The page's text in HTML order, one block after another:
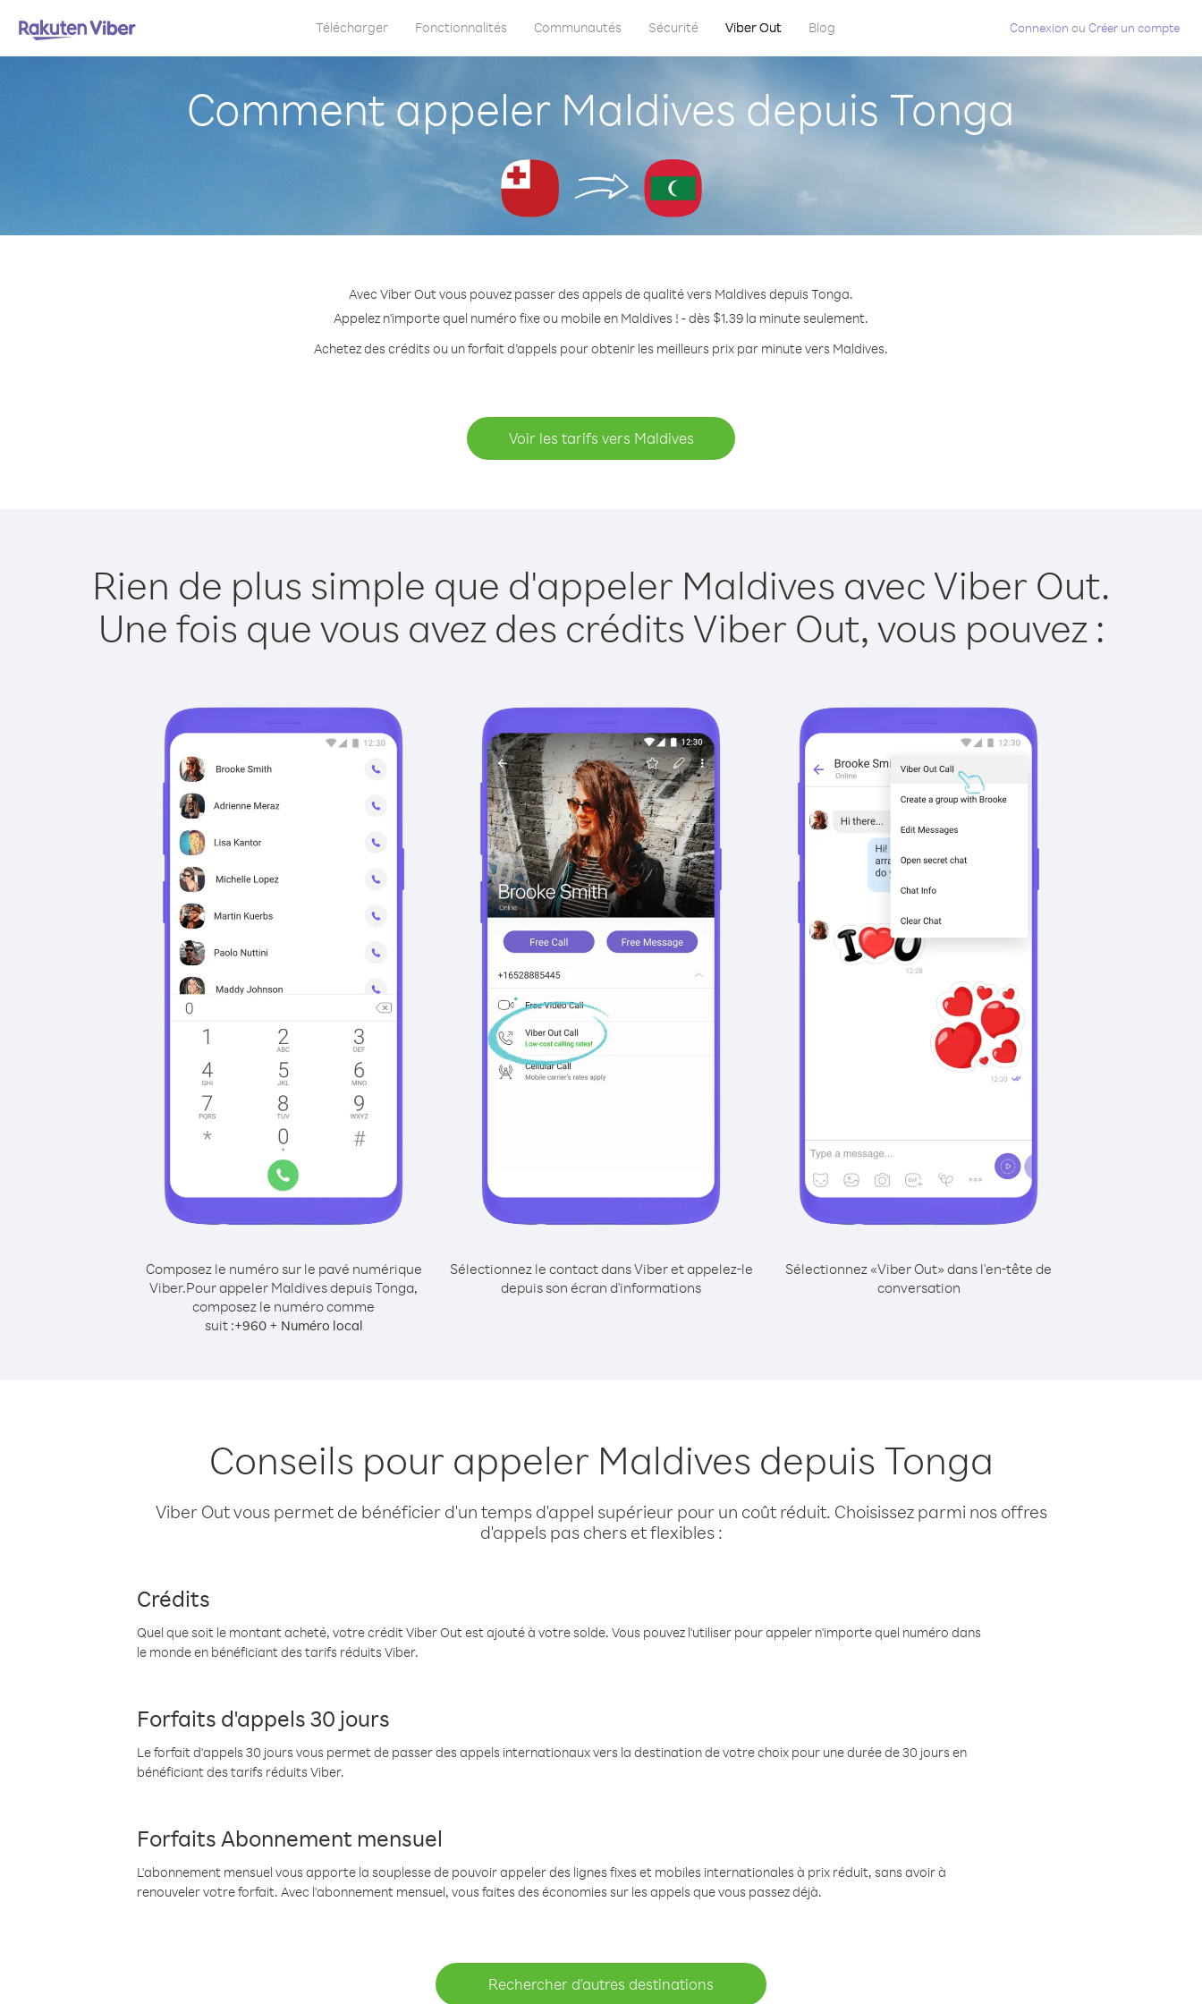
Télécharger Fonctionnalités Communautés Sécurité Viber Out Blog Connexion ou Créer un compte
Comment appeler Maldives depuis Tonga
Avec Viber Out vous pouvez passer des appels de qualité vers Maldives depuis Tonga.
Appelez n'importe quel numéro fixe ou mobile en Maldives ! - dès $1.39 la minute seulement.
Achetez des crédits ou un forfait d’appels pour obtenir les meilleurs prix par minute vers Maldives.
Voir les tarifs vers Maldives
Rien de plus simple que d'appeler Maldives avec Viber Out.
Une fois que vous avez des crédits Viber Out, vous pouvez :
Composez le numéro sur le pavé numérique
Viber.Pour appeler Maldives depuis Tonga,
composez le numéro comme
suit :+960+ Numéro local
Sélectionnez le contact dans Viber et appelez-le
depuis son écran d'informations
Sélectionnez «Viber Out» dans l'en-tête de
conversation
Conseils pour appeler Maldives depuis Tonga
Viber Out vous permet de bénéficier d'un temps d'appel supérieur pour un coût réduit. Choisissez parmi nos offres
d'appels pas chers et flexibles :
Crédits
Quel que soit le montant acheté, votre crédit Viber Out est ajouté à votre solde. Vous pouvez l'utiliser pour appeler n'importe quel numéro dans
le monde en bénéficiant des tarifs réduits Viber.
Forfaits d'appels 30 jours
Le forfait d'appels 30 jours vous permet de passer des appels internationaux vers la destination de votre choix pour une durée de 30 jours en
bénéficiant des tarifs réduits Viber.
Forfaits Abonnement mensuel
L'abonnement mensuel vous apporte la souplesse de pouvoir appeler des lignes fixes et mobiles internationales à prix réduit, sans avoir à
renouveler votre forfait. Avec l'abonnement mensuel, vous faites des économies sur les appels que vous passez déjà.
Rechercher d'autres destinations